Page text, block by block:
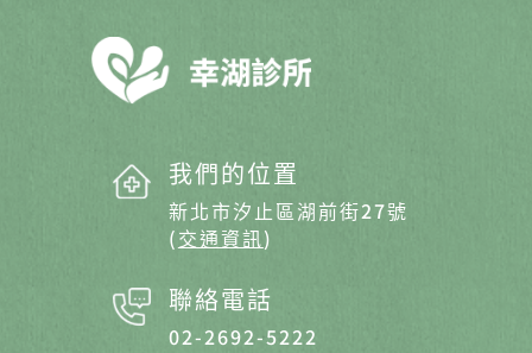
我們的位置
新北市汐止區湖前街27號
(交通資訊)
聯絡電話
02-2692-5222